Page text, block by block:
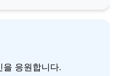
을 응원합니다.